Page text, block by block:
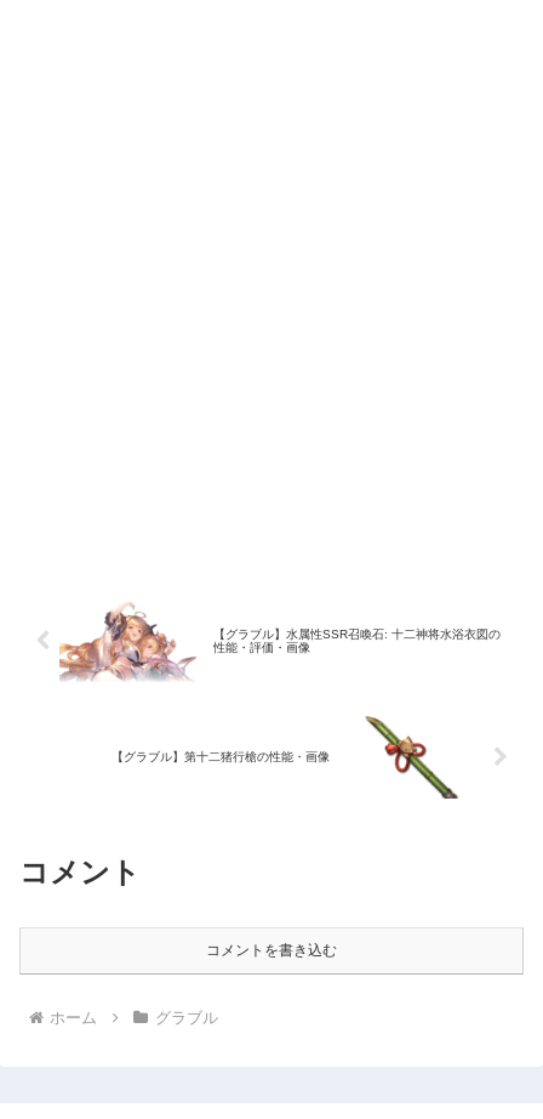
【グラブル】水属性SSR召喚石: 十二神将水浴衣図の
性能・評価・画像
【グラブル】第十二猪行槍の性能・画像
コメント
コメントを書き込む
ホーム グラブル